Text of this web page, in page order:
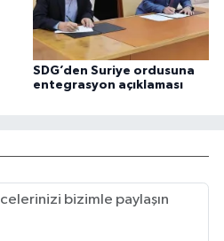
SDG’den Suriye ordusuna
entegrasyon açıklaması